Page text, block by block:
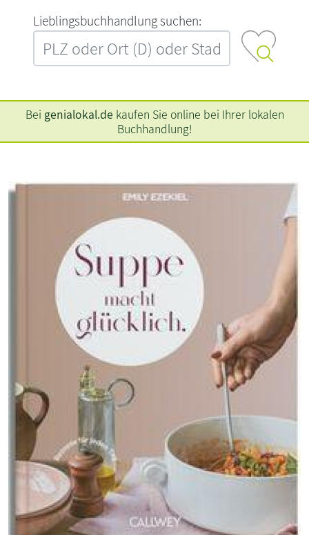
L‍i‍e‍b‍l‍i‍n‍g‍s‍b‍u‍c‍h‍h‍a‍n‍d‍l‍u‍n‍g‍ ‍s‍u‍c‍h‍e‍n‍:‍
Bei genialokal.de kaufen Sie online bei Ihrer lokalen
Buchhandlung!